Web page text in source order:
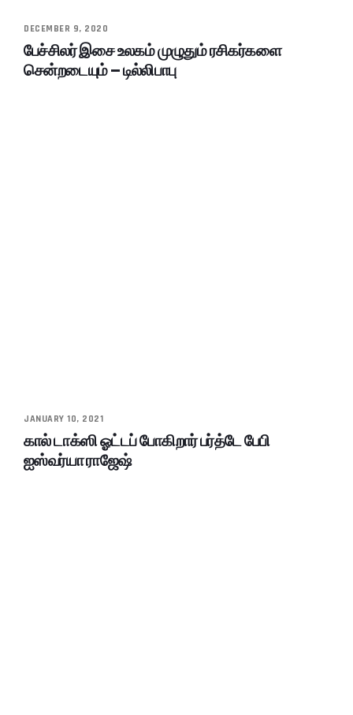
DECEMBER 9, 2020
பேச்சிலர் இசை உலகம் முழுதும் ரசிகர்களை
சென்றடையும் – டில்லிபாபு
JANUARY 10, 2021
கால் டாக்ஸி ஓட்டப் போகிறார் பர்த்டே பேபி
ஐஸ்வர்யா ராஜேஷ்